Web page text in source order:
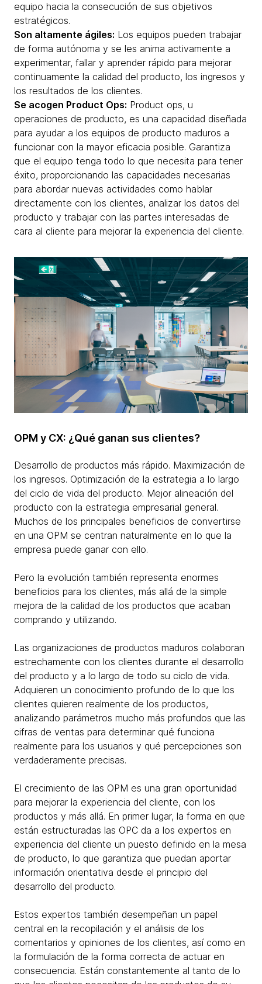
equipo hacia la consecución de sus objetivos
estratégicos.
Son altamente ágiles: Los equipos pueden trabajar
de forma autónoma y se les anima activamente a
experimentar, fallar y aprender rápido para mejorar
continuamente la calidad del producto, los ingresos y
los resultados de los clientes.
Se acogen Product Ops: Product ops, u
operaciones de producto, es una capacidad diseñada
para ayudar a los equipos de producto maduros a
funcionar con la mayor eficacia posible. Garantiza
que el equipo tenga todo lo que necesita para tener
éxito, proporcionando las capacidades necesarias
para abordar nuevas actividades como hablar
directamente con los clientes, analizar los datos del
producto y trabajar con las partes interesadas de
cara al cliente para mejorar la experiencia del cliente.
OPM y CX: ¿Qué ganan sus clientes?
Desarrollo de productos más rápido. Maximización de
los ingresos. Optimización de la estrategia a lo largo
del ciclo de vida del producto. Mejor alineación del
producto con la estrategia empresarial general.
Muchos de los principales beneficios de convertirse
en una OPM se centran naturalmente en lo que la
empresa puede ganar con ello.
Pero la evolución también representa enormes
beneficios para los clientes, más allá de la simple
mejora de la calidad de los productos que acaban
comprando y utilizando.
Las organizaciones de productos maduros colaboran
estrechamente con los clientes durante el desarrollo
del producto y a lo largo de todo su ciclo de vida.
Adquieren un conocimiento profundo de lo que los
clientes quieren realmente de los productos,
analizando parámetros mucho más profundos que las
cifras de ventas para determinar qué funciona
realmente para los usuarios y qué percepciones son
verdaderamente precisas.
El crecimiento de las OPM es una gran oportunidad
para mejorar la experiencia del cliente, con los
productos y más allá. En primer lugar, la forma en que
están estructuradas las OPC da a los expertos en
experiencia del cliente un puesto definido en la mesa
de producto, lo que garantiza que puedan aportar
información orientativa desde el principio del
desarrollo del producto.
Estos expertos también desempeñan un papel
central en la recopilación y el análisis de los
comentarios y opiniones de los clientes, así como en
la formulación de la forma correcta de actuar en
consecuencia. Están constantemente al tanto de lo